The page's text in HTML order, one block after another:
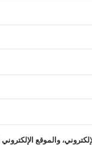
والموقع